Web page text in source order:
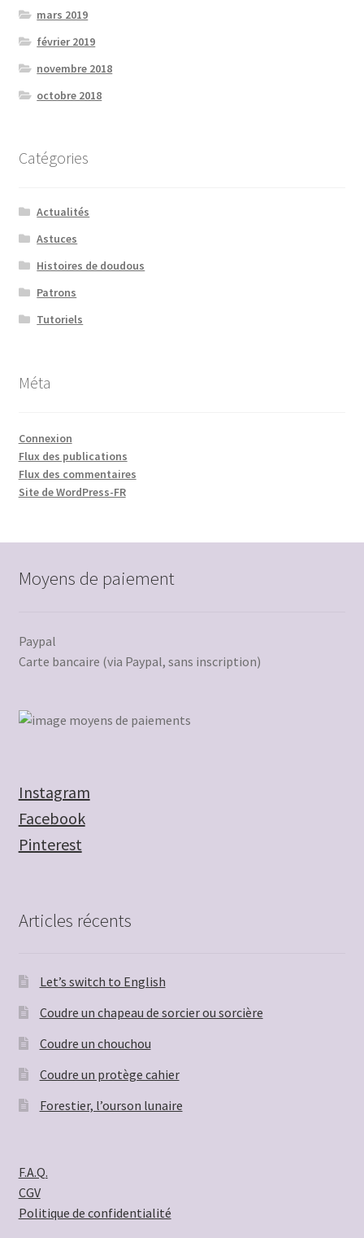
mars 2019
février 2019
novembre 2018
octobre 2018
Catégories
Actualités
Astuces
Histoires de doudous
Patrons
Tutoriels
Méta
Connexion
Flux des publications
Flux des commentaires
Site de WordPress-FR
Moyens de paiement
Paypal
Carte bancaire (via Paypal, sans inscription)
Instagram
Facebook
Pinterest
Articles récents
Let’s switch to English
Coudre un chapeau de sorcier ou sorcière
Coudre un chouchou
Coudre un protège cahier
Forestier, l’ourson lunaire
F.A.Q.
CGV
Politique de confidentialité